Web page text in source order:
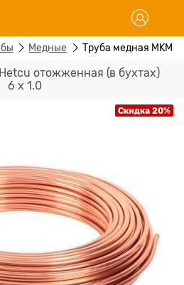
Медные Труба медная MKM
отожженная (в бухтах)
6 x 1.0
Скидка 20%